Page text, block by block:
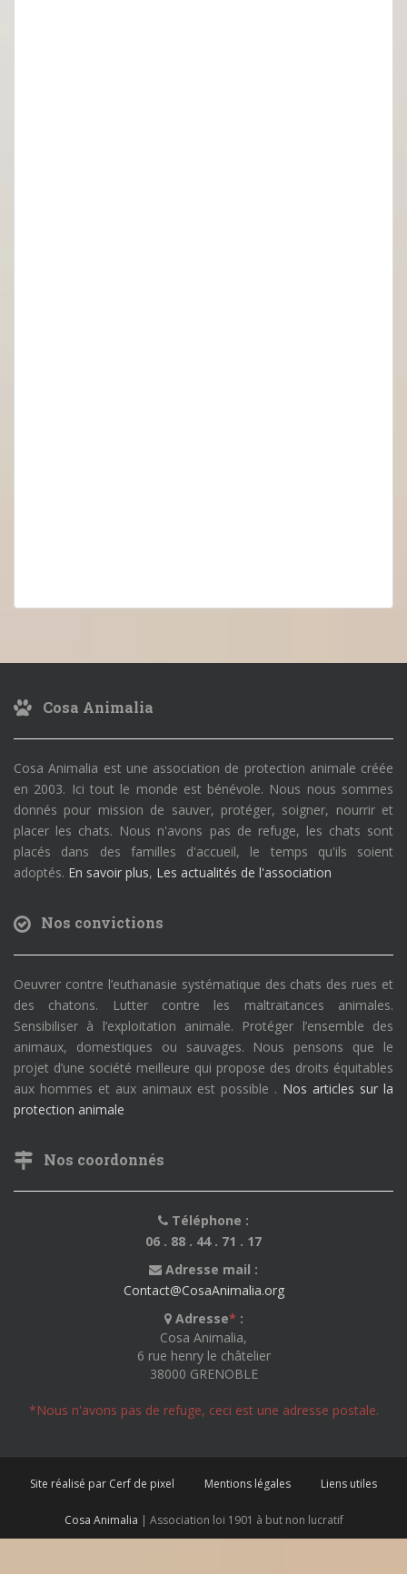
Cosa Animalia
Cosa Animalia est une association de protection animale créée
en 2003. Ici tout le monde est bénévole. Nous nous sommes
donnés pour mission de sauver, protéger, soigner, nourrir et
placer les chats. Nous n'avons pas de refuge, les chats sont
placés dans des familles d'accueil, le temps qu'ils soient
adoptés. En savoir plus, Les actualités de l'association
Nos convictions
Oeuvrer contre l’euthanasie systématique des chats des rues et
des chatons. Lutter contre les maltraitances animales.
Sensibiliser à l’exploitation animale. Protéger l’ensemble des
animaux, domestiques ou sauvages. Nous pensons que le
projet d’une société meilleure qui propose des droits équitables
aux hommes et aux animaux est possible . Nos articles sur la
protection animale
Nos coordonnés
Téléphone :
06 . 88 . 44 . 71 . 17
Adresse mail :
Contact@CosaAnimalia.org
Adresse* :
Cosa Animalia,
6 rue henry le châtelier
38000 GRENOBLE
*Nous n'avons pas de refuge, ceci est une adresse postale.
Site réalisé par Cerf de pixel Mentions légales Liens utiles
Cosa Animalia | Association loi 1901 à but non lucratif